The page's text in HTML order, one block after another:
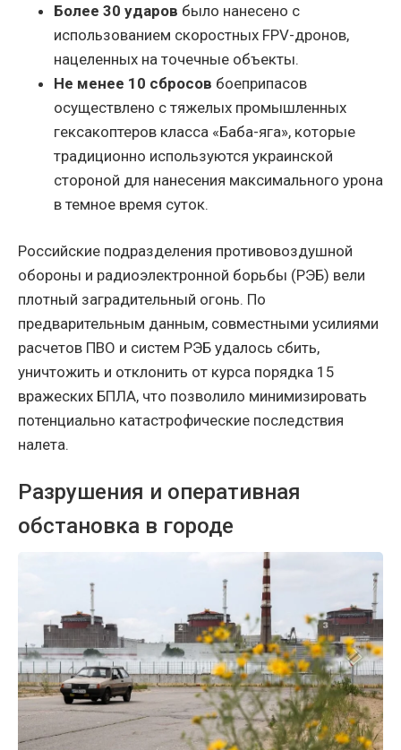
Более 30 ударов было нанесено с
использованием скоростных FPV-дронов,
нацеленных на точечные объекты.
Не менее 10 сбросов боеприпасов
осуществлено с тяжелых промышленных
гексакоптеров класса «Баба-яга», которые
традиционно используются украинской
стороной для нанесения максимального урона
в темное время суток.
Российские подразделения противовоздушной
обороны и радиоэлектронной борьбы (РЭБ) вели
плотный заградительный огонь. По
предварительным данным, совместными усилиями
расчетов ПВО и систем РЭБ удалось сбить,
уничтожить и отклонить от курса порядка 15
вражеских БПЛА, что позволило минимизировать
потенциально катастрофические последствия
налета.
Разрушения и оперативная
обстановка в городе